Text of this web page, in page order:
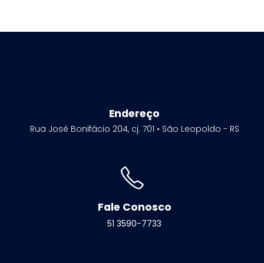
Endereço
Rua José Bonifácio 204, cj. 701 • São Leopoldo - RS
Fale Conosco
51 3590-7733